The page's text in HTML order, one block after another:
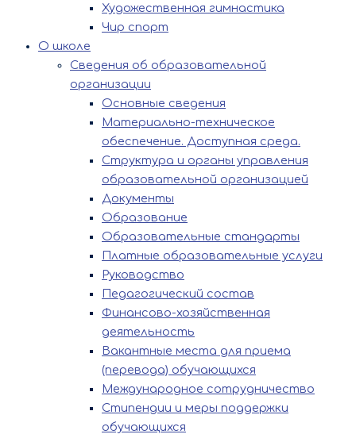
Художественная гимнастика
Чир спорт
О школе
Сведения об образовательной
организации
Основные сведения
Материально-техническое
обеспечение. Доступная среда.
Структура и органы управления
образовательной организацией
Документы
Образование
Образовательные стандарты
Платные образовательные услуги
Руководство
Педагогический состав
Финансово-хозяйственная
деятельность
Вакантные места для приема
(перевода) обучающихся
Международное сотрудничество
Стипендии и меры поддержки
обучающихся